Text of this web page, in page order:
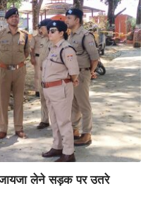
लेने सड़क पर उतरे